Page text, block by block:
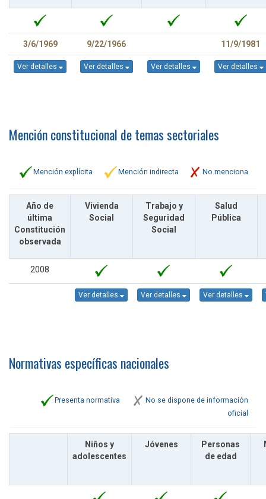
3/6/1969 9/22/1966 11/9/1981
Ver detalles Ver detalles Ver detalles Ver detalles
Mención constitucional de temas sectoriales
Mención explícita Mención indirecta No menciona
Año de
última
Constitución
observada
Vivienda
Social
Trabajo y
Seguridad
Social
Salud
Pública
2008
Ver detalles Ver detalles Ver detalles
Normativas específicas nacionales
Presenta normativa
No se dispone de información
oficial
Niños y
adolescentes
Jóvenes
Personas
de edad